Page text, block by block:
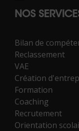
NOS
Bilan de
Reclassement
VAE
Création
Formation
Coaching
Recrutement
Orientation